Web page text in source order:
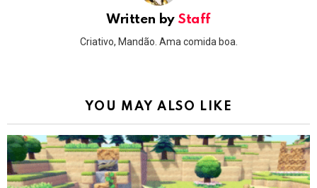
Written by Staff
Criativo, Mandão. Ama comida boa.
YOU MAY ALSO LIKE